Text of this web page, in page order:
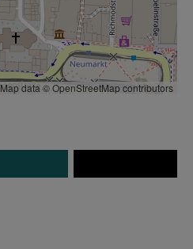
Map data © OpenStreetMap contributors